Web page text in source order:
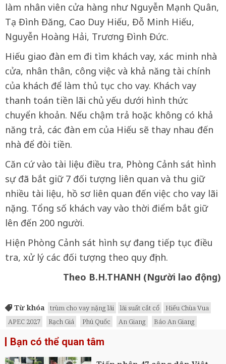
làm nhân viên cửa hàng như Nguyễn Mạnh Quân,
Tạ Đình Đăng, Cao Duy Hiếu, Đỗ Minh Hiếu,
Nguyễn Hoàng Hải, Trương Đình Đức.
Hiếu giao đàn em đi tìm khách vay, xác minh nhà
cửa, nhân thân, công việc và khả năng tài chính
của khách để làm thủ tục cho vay. Khách vay
thanh toán tiền lãi chủ yếu dưới hình thức
chuyển khoản. Nếu chậm trả hoặc không có khả
năng trả, các đàn em của Hiếu sẽ thay nhau đến
nhà để đòi tiền.
Căn cứ vào tài liệu điều tra, Phòng Cảnh sát hình
sự đã bắt giữ 7 đối tượng liên quan và thu giữ
nhiều tài liệu, hồ sơ liên quan đến việc cho vay lãi
nặng. Tổng số khách vay vào thời điểm bắt giữ
lên đến 200 người.
Hiện Phòng Cảnh sát hình sự đang tiếp tục điều
tra, xử lý các đối tượng theo quy định.
Theo B.H.THANH (Người lao động)
Từ khóa trùm cho vay nặng lãi lãi suất cắt cổ
Hiếu Chùa Vua
APEC 2027
Rạch Giá Phú Quốc An Giang Báo An Giang
Bạn có thể quan tâm